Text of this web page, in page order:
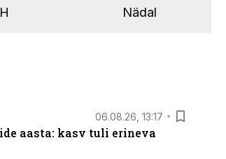
Nädal
06.08.26, 13:17
aasta: kasv tuli erineva